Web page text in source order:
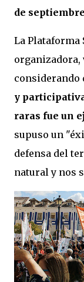
de
La Plataforma
organizadora,
considerando
y
raras fue un
supuso un
defensa del
natural y nos